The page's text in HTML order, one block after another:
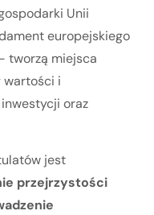
Unii
europejskiego
tworzą miejsca
wartości i
oraz
jest
przejrzystości